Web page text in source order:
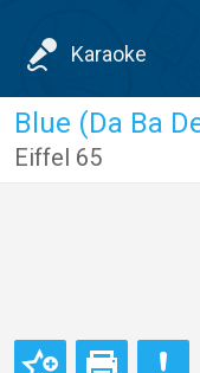
Karaoke
Blue (Da Ba
Eiffel 65